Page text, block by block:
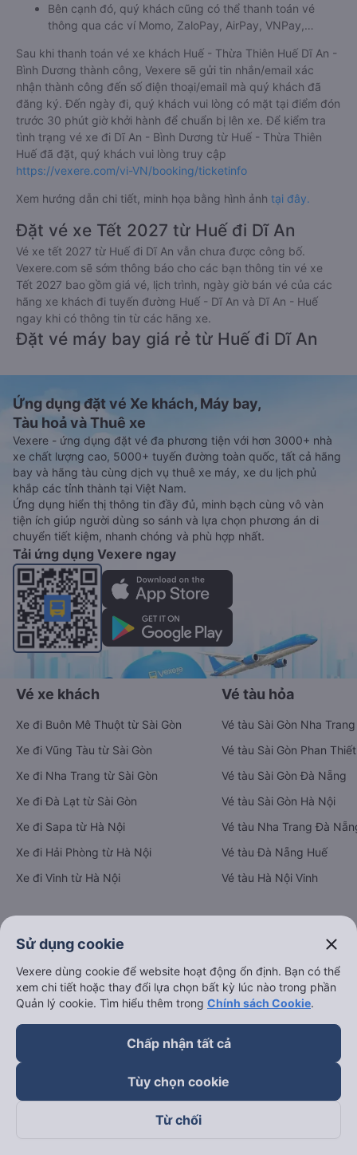
Bên cạnh đó, quý khách cũng có thể thanh toán vé
thông qua các ví Momo, ZaloPay, AirPay, VNPay,…
Sau khi thanh toán vé xe khách Huế - Thừa Thiên Huế Dĩ An -
Bình Dương thành công, Vexere sẽ gửi tin nhắn/email xác
nhận thành công đến số điện thoại/email mà quý khách đã
đăng ký. Đến ngày đi, quý khách vui lòng có mặt tại điểm đón
trước 30 phút giờ khởi hành để chuẩn bị lên xe. Để kiểm tra
tình trạng vé xe đi Dĩ An - Bình Dương từ Huế - Thừa Thiên
Huế đã đặt, quý khách vui lòng truy cập
https://vexere.com/vi-VN/booking/ticketinfo
Xem hướng dẫn chi tiết, minh họa bằng hình ảnh tại đây.
Đặt vé xe Tết 2027 từ Huế đi Dĩ An
Vé xe tết 2027 từ Huế đi Dĩ An vẫn chưa được công bố.
Vexere.com sẽ sớm thông báo cho các bạn thông tin vé xe
Tết 2027 bao gồm giá vé, lịch trình, ngày giờ bán vé của các
hãng xe khách đi tuyến đường Huế - Dĩ An và Dĩ An - Huế
ngay khi có thông tin từ các hãng xe.
Đặt vé máy bay giá rẻ từ Huế đi Dĩ An
Ứng dụng đặt vé Xe khách, Máy bay,
Tàu hoả và Thuê xe
Vexere - ứng dụng đặt vé đa phương tiện với hơn 3000+ nhà
xe chất lượng cao, 5000+ tuyến đường toàn quốc, tất cả hãng
bay và hãng tàu cùng dịch vụ thuê xe máy, xe du lịch phủ
khắp các tỉnh thành tại Việt Nam.
Ứng dụng hiển thị thông tin đầy đủ, minh bạch cùng vô vàn
tiện ích giúp người dùng so sánh và lựa chọn phương án di
chuyển tiết kiệm, nhanh chóng và phù hợp nhất.
Tải ứng dụng Vexere ngay
Vé xe khách
Xe đi Buôn Mê Thuột từ Sài Gòn
Xe đi Vũng Tàu từ Sài Gòn
Xe đi Nha Trang từ Sài Gòn
Xe đi Đà Lạt từ Sài Gòn
Xe đi Sapa từ Hà Nội
Xe đi Hải Phòng từ Hà Nội
Xe đi Vinh từ Hà Nội
Vé tàu hỏa
Vé tàu Sài Gòn Nha Trang
Vé tàu Sài Gòn Phan Thiết
Vé tàu Sài Gòn Đà Nẵng
Vé tàu Sài Gòn Hà Nội
Vé tàu Nha Trang Đà
Vé tàu Đà Nẵng Huế
Vé tàu Hà Nội Vinh
Thuê xe
Hà Nội đi Ninh Bình
Hà Nội đi Hạ Long
Đà Nẵng đi Hội An
Xem tất cả tuyến đường
Sử dụng cookie close
Vexere dùng cookie để website hoạt động ổn định. Bạn có thể
xem chi tiết hoặc thay đổi lựa chọn bất kỳ lúc nào trong phần
Quản lý cookie. Tìm hiểu thêm trong Chính sách Cookie.
Chấp nhận tất cả
Tùy chọn cookie
Từ chối